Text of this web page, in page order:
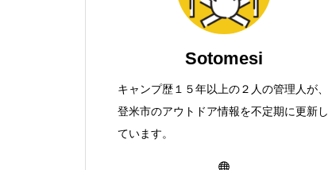
Sotomesi
キャンプ歴１５年以上の２人の管理人が、
登米市のアウトドア情報を不定期に更新し
ています。